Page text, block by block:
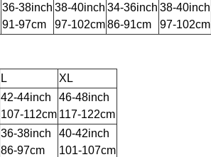
36-38inch
91-97cm
38-40inch
97-102cm
34-36inch
86-91cm
38-40inch
97-102cm
L XL
42-44inch
107-112cm
46-48inch
117-122cm
36-38inch
86-97cm
40-42inch
101-107cm